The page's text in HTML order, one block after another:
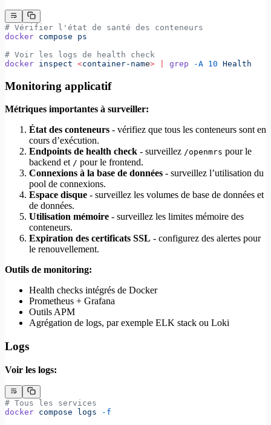
# Vérifier l'état de santé des conteneurs
docker compose ps
# Voir les logs de health check
docker inspect <container-name> grep -A 10 Health
Monitoring applicatif
Métriques importantes à surveiller:
État des conteneurs - vérifiez que tous les conteneurs sont en
cours d’exécution.
Endpoints de health check - surveillez /openmrs pour le
backend et / pour le frontend.
Connexions à la base de données - surveillez l’utilisation du
pool de connexions.
Espace disque - surveillez les volumes de base de données et
de données.
Utilisation mémoire - surveillez les limites mémoire des
conteneurs.
Expiration des certificats SSL - configurez des alertes pour
le renouvellement.
Outils de monitoring:
Health checks intégrés de Docker
Prometheus + Grafana
Outils APM
Agrégation de logs, par exemple ELK stack ou Loki
Logs
Voir les logs:
# Tous les services
docker compose logs -f